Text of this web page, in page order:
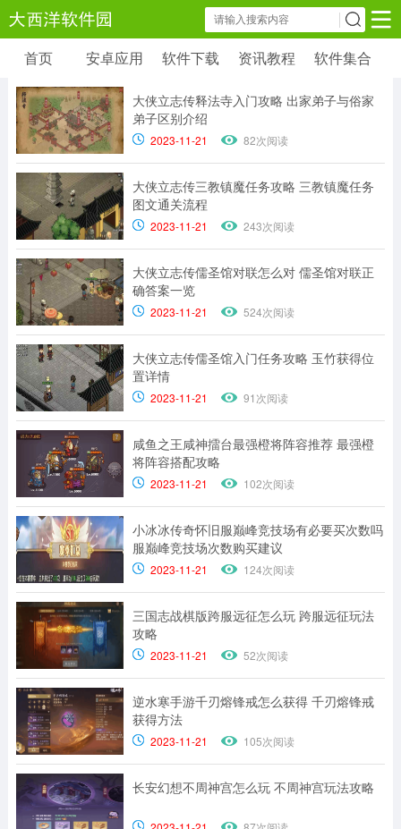
安卓应用 软件下载 资讯教程
安卓软件
6179 款应用
安卓游戏
39 款应用
首页 安卓应用 软件下载 资讯教程 软件集合
大侠立志传释法寺入门攻略 出家弟子与俗家
弟子区别介绍
2023-11-21 82次阅读
大侠立志传三教镇魔任务攻略 三教镇魔任务
图文通关流程
2023-11-21 243次阅读
大侠立志传儒圣馆对联怎么对 儒圣馆对联正
确答案一览
2023-11-21 524次阅读
大侠立志传儒圣馆入门任务攻略 玉竹获得位
置详情
2023-11-21 91次阅读
咸鱼之王咸神擂台最强橙将阵容推荐 最强橙
将阵容搭配攻略
2023-11-21 102次阅读
小冰冰传奇怀旧服巅峰竞技场有必要买次数吗
服巅峰竞技场次数购买建议
2023-11-21 124次阅读
三国志战棋版跨服远征怎么玩 跨服远征玩法
攻略
2023-11-21 52次阅读
逆水寒手游千刃熔锋戒怎么获得 千刃熔锋戒
获得方法
2023-11-21 105次阅读
长安幻想不周神宫怎么玩 不周神宫玩法攻略